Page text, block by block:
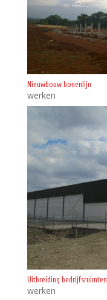
Nieuwbouw bonenlijn
werken
Uitbreiding bedrijfsruimten
werken